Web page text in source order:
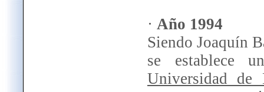
· Año 1994
Siendo Joaquín
se establece
Universidad de